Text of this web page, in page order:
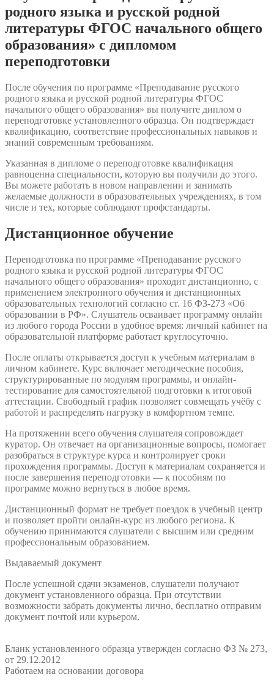
родного языка и русской родной
литературы ФГОС начального общего
образования» с дипломом
переподготовки
После обучения по программе «Преподавание русского
родного языка и русской родной литературы ФГОС
начального общего образования» вы получите диплом о
переподготовке установленного образца. Он подтверждает
квалификацию, соответствие профессиональных навыков и
знаний современным требованиям.
Указанная в дипломе о переподготовке квалификация
равноценна специальности, которую вы получили до этого.
Вы можете работать в новом направлении и занимать
желаемые должности в образовательных учреждениях, в том
числе и тех, которые соблюдают профстандарты.
Дистанционное обучение
Переподготовка по программе «Преподавание русского
родного языка и русской родной литературы ФГОС
начального общего образования» проходит дистанционно, с
применением электронного обучения и дистанционных
образовательных технологий согласно ст. 16 ФЗ-273 «Об
образовании в РФ». Слушатель осваивает программу онлайн
из любого города России в удобное время: личный кабинет на
образовательной платформе работает круглосуточно.
После оплаты открывается доступ к учебным материалам в
личном кабинете. Курс включает методические пособия,
структурированные по модулям программы, и онлайн-
тестирование для самостоятельной подготовки к итоговой
аттестации. Свободный график позволяет совмещать учёбу с
работой и распределять нагрузку в комфортном темпе.
На протяжении всего обучения слушателя сопровождает
куратор. Он отвечает на организационные вопросы, помогает
разобраться в структуре курса и контролирует сроки
прохождения программы. Доступ к материалам сохраняется и
после завершения переподготовки — к пособиям по
программе можно вернуться в любое время.
Дистанционный формат не требует поездок в учебный центр
и позволяет пройти онлайн-курс из любого региона. К
обучению принимаются слушатели с высшим или средним
профессиональным образованием.
Выдаваемый документ
После успешной сдачи экзаменов, слушатели получают
документ установленного образца. При отсутствии
возможности забрать документы лично, бесплатно отправим
документ почтой или курьером.
Бланк установленного образца утвержден согласно ФЗ № 273,
от 29.12.2012
Работаем на основании договора